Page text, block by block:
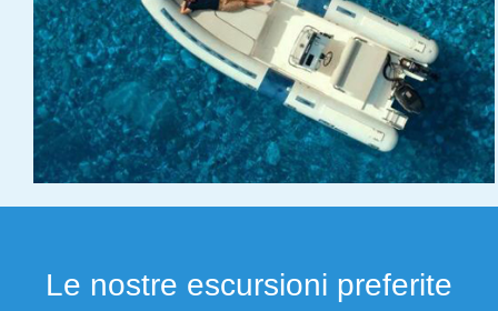
Le nostre escursioni preferite